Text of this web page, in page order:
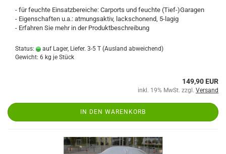
- für feuchte Einsatzbereiche: Carports und feuchte (Tief-)Garagen
- Eigenschaften u.a.: atmungsaktiv, lackschonend, 5-lagig
- Erfahren Sie mehr in der Produktbeschreibung
Status: auf Lager, Liefer. 3-5 T (Ausland abweichend)
Gewicht: 6 kg je Stück
149,90 EUR
inkl. 19% MwSt. zzgl. Versand
IN DEN WARENKORB